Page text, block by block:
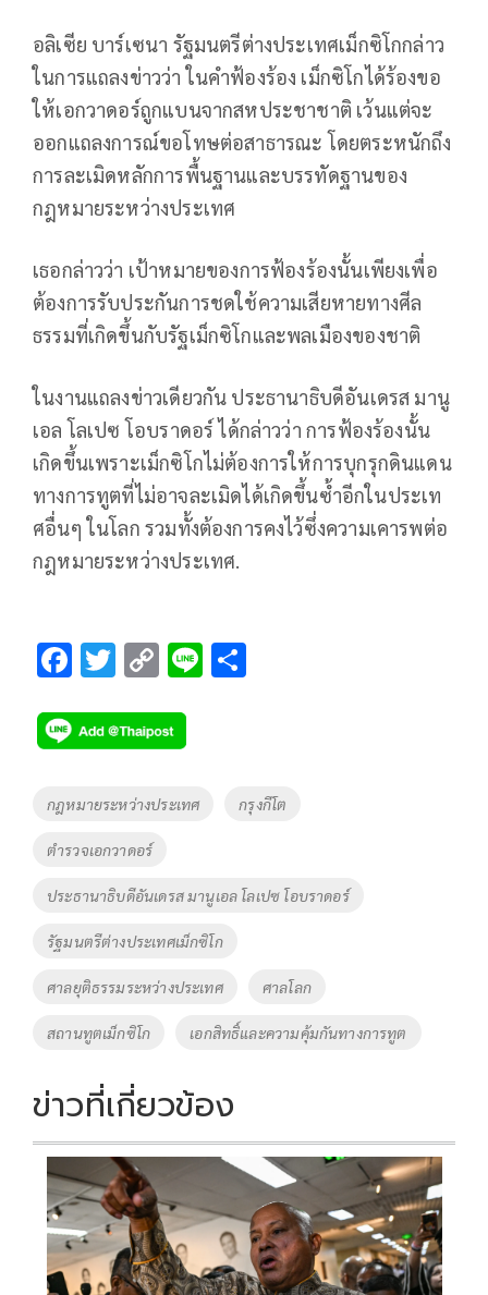
อลิเซีย บาร์เซนา รัฐมนตรีต่างประเทศเม็กซิโกกล่าว
ในการแถลงข่าวว่า ในคำฟ้องร้อง เม็กซิโกได้ร้องขอ
ให้เอกวาดอร์ถูกแบนจากสหประชาชาติ เว้นแต่จะ
ออกแถลงการณ์ขอโทษต่อสาธารณะ โดยตระหนักถึง
การละเมิดหลักการพื้นฐานและบรรทัดฐานของ
กฎหมายระหว่างประเทศ
เธอกล่าวว่า เป้าหมายของการฟ้องร้องนั้นเพียงเพื่อ
ต้องการรับประกันการชดใช้ความเสียหายทางศีล
ธรรมที่เกิดขึ้นกับรัฐเม็กซิโกและพลเมืองของชาติ
ในงานแถลงข่าวเดียวกัน ประธานาธิบดีอันเดรส มานู
เอล โลเปซ โอบราดอร์ ได้กล่าวว่า การฟ้องร้องนั้น
เกิดขึ้นเพราะเม็กซิโกไม่ต้องการให้การบุกรุกดินแดน
ทางการทูตที่ไม่อาจละเมิดได้เกิดขึ้นซ้ำอีกในประเท
ศอื่นๆ ในโลก รวมทั้งต้องการคงไว้ซึ่งความเคารพต่อ
กฎหมายระหว่างประเทศ.
F
e
b
o
k
T
tt
er
C
p
y
Li
Li
Tags
กฎหมายระหว่างประเทศ กรุงกีโต
ตำรวจเอกวาดอร์
ประธานาธิบดีอันเดรส มานูเอล โลเปซ โอบราดอร์
รัฐมนตรีต่างประเทศเม็กซิโก
ศาลยุติธรรมระหว่างประเทศ ศาลโลก
สถานทูตเม็กซิโก เอกสิทธิ์และความคุ้มกันทางการทูต
ข่าวที่เกี่ยวข้อง